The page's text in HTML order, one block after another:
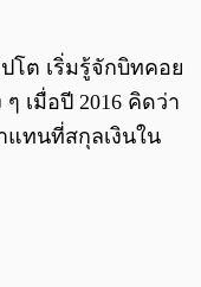
โต เริ่มรู้จักบิทคอย
เมื่อปี 2016 คิดว่า
แทนที่สกุลเงินใน